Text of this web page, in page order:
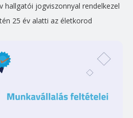
hallgatói jogviszonnyal rendelkezel
25 év alatti az életkorod